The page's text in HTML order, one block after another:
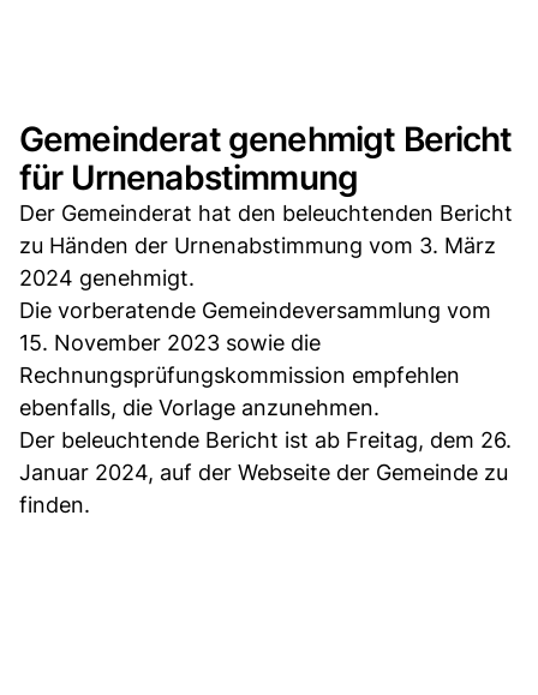
Gemeinderat genehmigt Bericht
für Urnenabstimmung
Der Gemeinderat hat den beleuchtenden Bericht
zu Händen der Urnenabstimmung vom 3. März
2024 genehmigt.
Die vorberatende Gemeindeversammlung vom
15. November 2023 sowie die
Rechnungsprüfungskommission empfehlen
ebenfalls, die Vorlage anzunehmen.
Der beleuchtende Bericht ist ab Freitag, dem 26.
Januar 2024, auf der Webseite der Gemeinde zu
finden.